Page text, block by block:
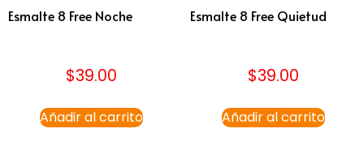
Esmalte 8 Free Noche
$39.00
Añadir al carrito
Esmalte 8 Free Quietud
$39.00
Añadir al carrito